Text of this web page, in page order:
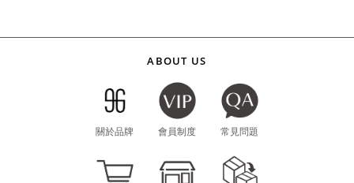
ABOUT US
關於品牌 會員制度 常見問題